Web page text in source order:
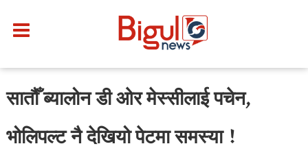
सातौँ ब्यालोन डी ओर मेस्सीलाई पचेन,
भोलिपल्ट नै देखियो पेटमा समस्या !